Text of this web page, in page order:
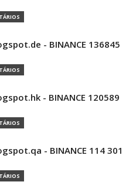
- BINANCE 136845
- BINANCE 120589
- BINANCE 114 301